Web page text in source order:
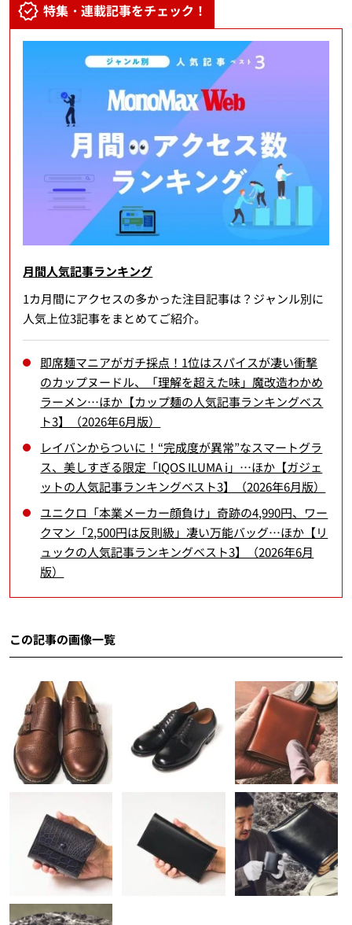
特集・連載記事をチェック！
月間人気記事ランキング
1カ月間にアクセスの多かった注目記事は？ジャンル別に
人気上位3記事をまとめてご紹介。
即席麺マニアがガチ採点！1位はスパイスが凄い衝撃
のカップヌードル、「理解を超えた味」魔改造わかめ
ラーメン…ほか【カップ麺の人気記事ランキングベス
ト3】（2026年6月版）
レイバンからついに！“完成度が異常”なスマートグラ
ス、美しすぎる限定「IQOS ILUMA i」…ほか【ガジェ
ットの人気記事ランキングベスト3】（2026年6月版）
ユニクロ「本業メーカー顔負け」奇跡の4,990円、ワー
クマン「2,500円は反則級」凄い万能バッグ…ほか【リ
ュックの人気記事ランキングベスト3】（2026年6月
版）
この記事の画像一覧